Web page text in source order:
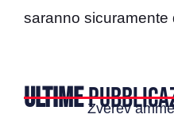
saranno sicuramente
ULTIMEZverev